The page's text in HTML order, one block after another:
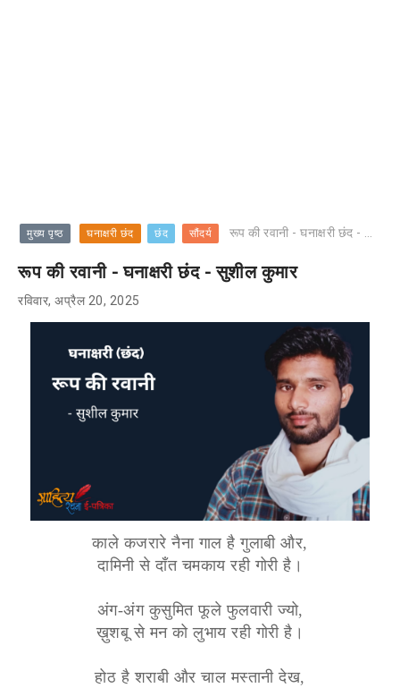
मुख्य पृष्ठ घनाक्षरी छंद छंद सौंदर्य रूप की रवानी - घनाक्षरी छंद - सुशील कुमार
रूप की रवानी - घनाक्षरी छंद - सुशील कुमार
रविवार, अप्रैल 20, 2025
काले कजरारे नैना गाल है गुलाबी और,
दामिनी से दाँत चमकाय रही गोरी है।
अंग-अंग कुसुमित फूले फुलवारी ज्यो,
ख़ुशबू से मन को लुभाय रही गोरी है।
होठ है शराबी और चाल मस्तानी देख,